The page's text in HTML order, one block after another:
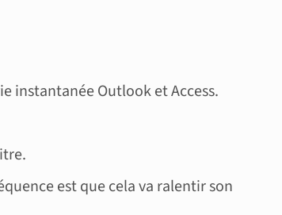
instantanée Outlook et Access.
est que cela va ralentir son